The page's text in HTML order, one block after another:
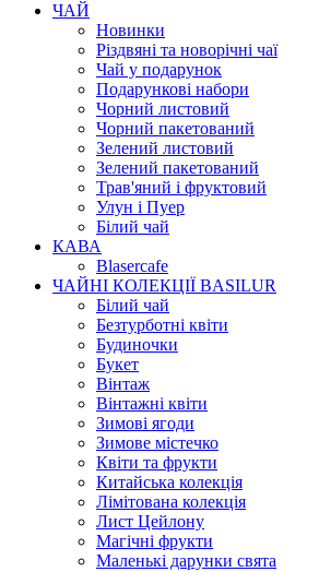
ЧАЙ
Новинки
Різдвяні та новорічні чаї
Чай у подарунок
Подарункові набори
Чорний листовий
Чорний пакетований
Зелений листовий
Зелений пакетований
Трав'яний і фруктовий
Улун і Пуер
Білий чай
КАВА
Blasercafe
ЧАЙНІ КОЛЕКЦІЇ BASILUR
Білий чай
Безтурботні квіти
Будиночки
Букет
Вінтаж
Вінтажні квіти
Зимові ягоди
Зимове містечко
Квіти та фрукти
Китайська колекція
Лімітована колекція
Лист Цейлону
Магічні фрукти
Маленькі дарунки свята